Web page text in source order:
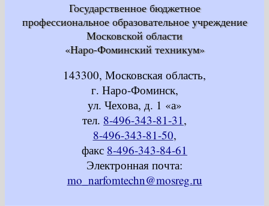
Государственное бюджетное
профессиональное образовательное учреждение
Московской области
«Наро-Фоминский техникум»
143300, Московская область,
г. Наро-Фоминск,
ул. Чехова, д. 1 «а»
тел. 8-496-343-81-31,
8-496-343-81-50,
факс 8-496-343-84-61
Электронная почта:
mo_narfomtechn@mosreg.ru